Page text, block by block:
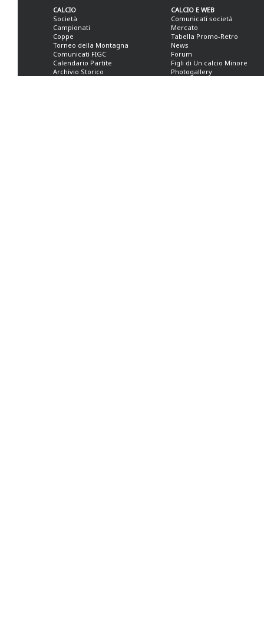
CALCIO
Società
Campionati
Coppe
Torneo della Montagna
Comunicati FIGC
Calendario Partite
Archivio Storico
CALCIO E WEB
Comunicati società
Mercato
Tabella Promo-Retro
News
Forum
Figli di Un calcio Minore
Photogallery